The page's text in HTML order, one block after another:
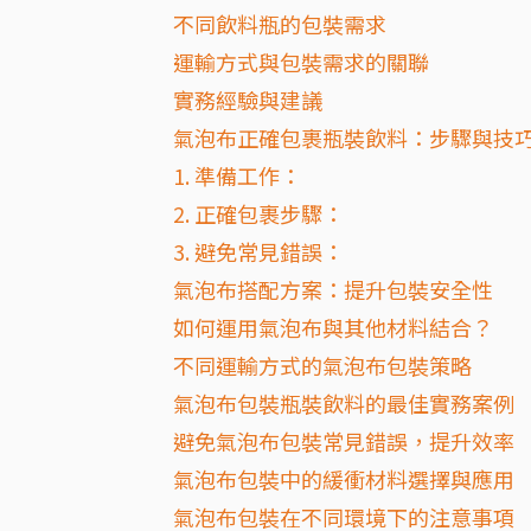
不同飲料瓶的包裝需求
運輸方式與包裝需求的關聯
實務經驗與建議
氣泡布正確包裹瓶裝飲料：步驟與技
1. 準備工作：
2. 正確包裹步驟：
3. 避免常見錯誤：
氣泡布搭配方案：提升包裝安全性
如何運用氣泡布與其他材料結合？
不同運輸方式的氣泡布包裝策略
氣泡布包裝瓶裝飲料的最佳實務案例
避免氣泡布包裝常見錯誤，提升效率
氣泡布包裝中的緩衝材料選擇與應用
氣泡布包裝在不同環境下的注意事項